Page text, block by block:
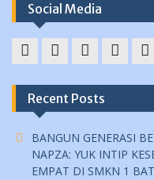
Social Media
Recent Posts
BANGUN GENERASI
NAPZA: YUK INTIP
EMPAT DI SMKN 1